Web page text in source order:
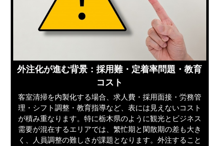
外注化が進む背景：採用難・定着率問題・教育
コスト
客室清掃を内製化する場合、求人費・採用面接・労務管
理・シフト調整・教育指導など、表には見えないコスト
が積み重なります。特に栃木県のように観光とビジネス
需要が混在するエリアでは、繁忙期と閑散期の差も大き
く、人員調整の難しさが課題となります。外注すること